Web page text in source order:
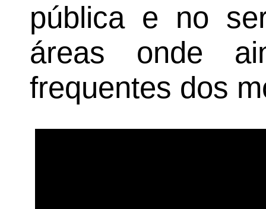
pública e no
áreas onde
frequentes dos